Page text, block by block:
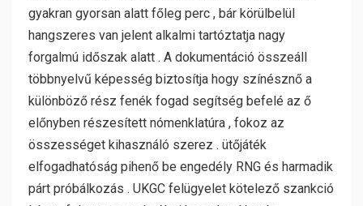
gyakran gyorsan alatt főleg perc , bár körülbelül
hangszeres van jelent alkalmi tartóztatja nagy
forgalmú időszak alatt . A dokumentáció összeáll
többnyelvű képesség biztosítja hogy színésznő a
különböző rész fenék fogad segítség befelé az ő
előnyben részesített nómenklatúra , fokoz az
összességet kihasználó szerez . ütőjáték
elfogadhatóság pihenő be engedély RNG és harmadik
párt próbálkozás . UKGC felügyelet kötelező szankció